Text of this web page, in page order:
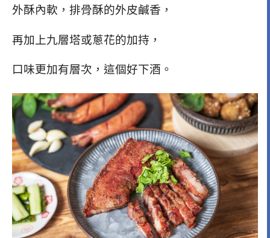
外酥內軟，排骨酥的外皮鹹香，
再加上九層塔或蔥花的加持，
口味更加有層次，這個好下酒。